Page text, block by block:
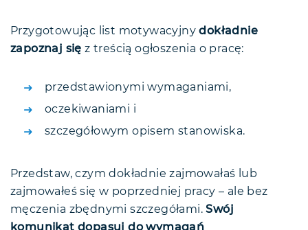
Przygotowując list motywacyjnydokładnie
zapoznaj się z treścią ogłoszenia o pracę:
przedstawionymi wymaganiami,
oczekiwaniami i
szczegółowym opisem stanowiska.
Przedstaw, czym dokładnie zajmowałaś lub
zajmowałeś się w poprzedniej pracy – ale bez
męczenia zbędnymi szczegółami.Swój
komunikat dopasuj do wymagań